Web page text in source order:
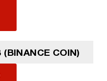
COIN)